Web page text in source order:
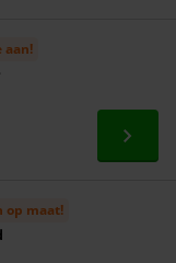
aan!
Ga
op maat!